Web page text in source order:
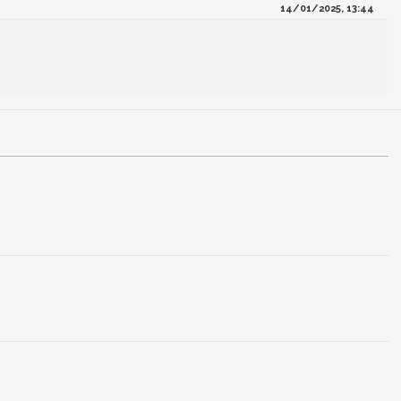
14/01/2025, 13:44